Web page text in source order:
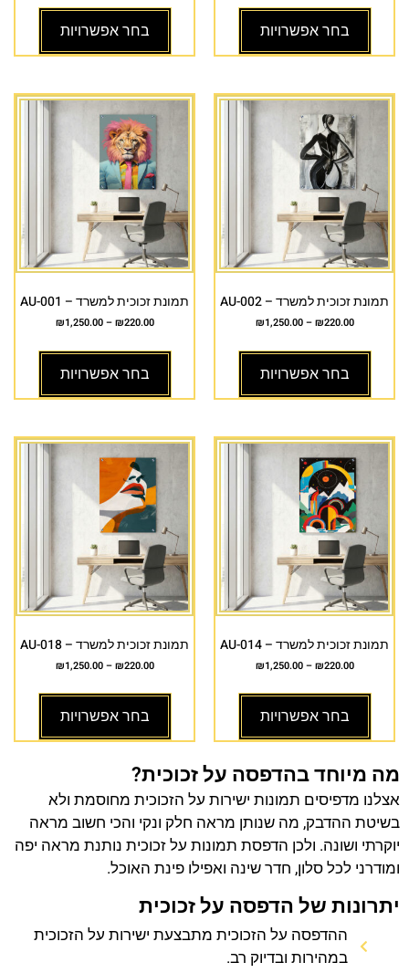
בחר אפשרויות בחר אפשרויות
תמונת זכוכית למשרד – AU-002
₪220.00
–
₪1,250.00
בחר אפשרויות
תמונת זכוכית למשרד – AU-001
₪220.00
–
₪1,250.00
בחר אפשרויות
תמונת זכוכית למשרד – AU-014
₪220.00
–
₪1,250.00
בחר אפשרויות
תמונת זכוכית למשרד – AU-018
₪220.00
–
₪1,250.00
בחר אפשרויות
מה מיוחד בהדפסה על זכוכית?
אצלנו מדפיסים תמונות ישירות על הזכוכית מחוסמת ולא
בשיטת ההדבק, מה שנותן מראה חלק ונקי והכי חשוב מראה
יוקרתי ושונה. ולכן הדפסת תמונות על זכוכית נותנת מראה יפה
ומודרני לכל סלון, חדר שינה ואפילו פינת האוכל.
יתרונות של הדפסה על זכוכית
ההדפסה על הזכוכית מתבצעת ישירות על הזכוכית
במהירות ובדיוק רב.